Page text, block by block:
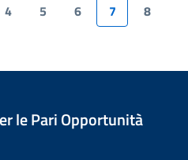
4 5 6 7
8
le Pari Opportunità